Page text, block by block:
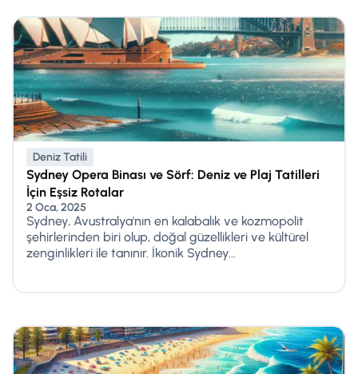
Deniz Tatili
Sydney Opera Binası ve Sörf: Deniz ve Plaj Tatilleri
İçin Eşsiz Rotalar
2 Oca, 2025
Sydney, Avustralya'nın en kalabalık ve kozmopolit
şehirlerinden biri olup, doğal güzellikleri ve kültürel
zenginlikleri ile tanınır. İkonik Sydney...